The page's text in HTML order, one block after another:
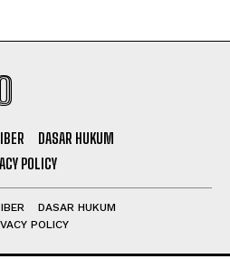
DASAR HUKUM
POLICY
DASAR HUKUM
POLICY